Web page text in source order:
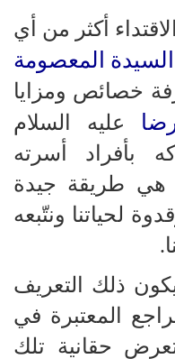
أكثر من أي
السيدة المعصومة
خصائص ومزايا
عليه السلام
بأفراد أسرته
هي طريقة جيدة
لحياتنا ونتّبعه
ذلك التعريف
المعتبرة في
حقانية تلك